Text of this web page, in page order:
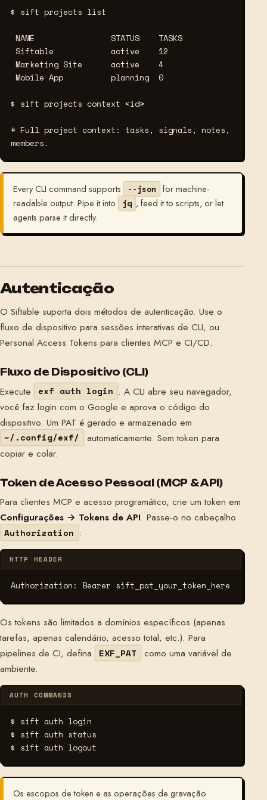
$ sift projects list
$ sift projects context <id>
# Full project context: tasks, signals, notes,
members.
Every CLI command supports --json for machine-
readable output. Pipe it into
jq , feed it to scripts, or let
agents parse it directly.
Autenticação
O Siftable suporta dois métodos de autenticação. Use o
fluxo de dispositivo para sessões interativas de CLI, ou
Personal Access Tokens para clientes MCP e CI/CD.
Fluxo de Dispositivo (CLI)
Execute exf auth login . A CLI abre seu navegador,
você faz login com o Google e aprova o código do
dispositivo. Um PAT é gerado e armazenado em
~/.config/exf/
automaticamente. Sem token para
copiar e colar.
Token de Acesso Pessoal (MCP & API)
Para clientes MCP e acesso programático, crie um token em
Configurações → Tokens de API. Passe-o no cabeçalho
Authorization :
HTTP HEADER
Authorization: Bearer sift_pat_your_token_here
Os tokens são limitados a domínios específicos (apenas
tarefas, apenas calendário, acesso total, etc.). Para
pipelines de CI, defina
EXF_PAT
como uma variável de
ambiente.
AUTH COMMANDS
$ sift auth login
$ sift auth status
$ sift auth logout
Os escopos de token e as operações de gravação